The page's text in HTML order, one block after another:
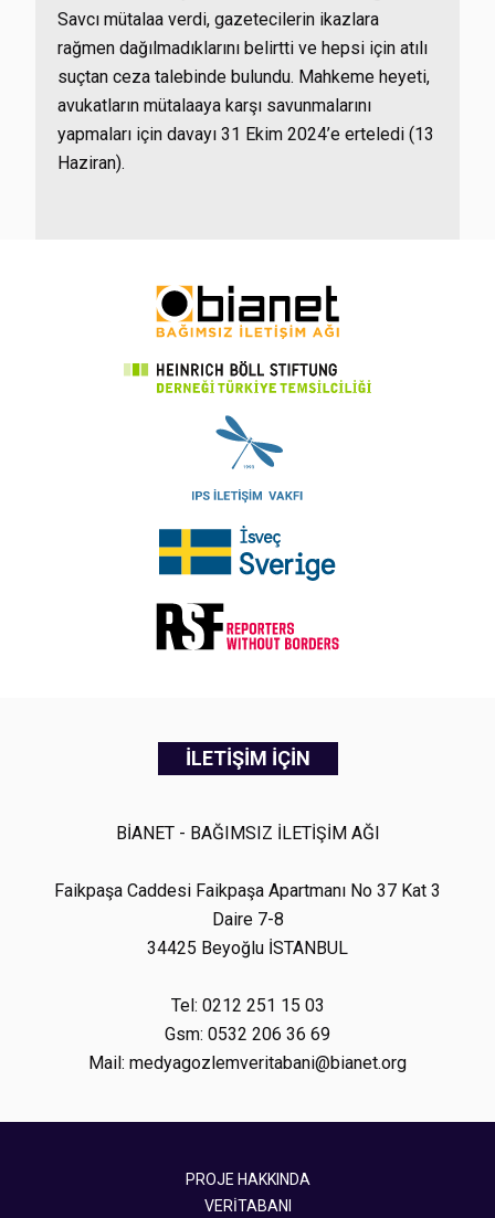
Savcı mütalaa verdi, gazetecilerin ikazlara
rağmen dağılmadıklarını belirtti ve hepsi için atılı
suçtan ceza talebinde bulundu. Mahkeme heyeti,
avukatların mütalaaya karşı savunmalarını
yapmaları için davayı 31 Ekim 2024’e erteledi (13
Haziran).
İLETİŞİM İÇİN
BİANET - BAĞIMSIZ İLETİŞİM AĞI
Faikpaşa Caddesi Faikpaşa Apartmanı No 37 Kat 3
Daire 7-8
34425 Beyoğlu İSTANBUL
Tel: 0212 251 15 03
Gsm: 0532 206 36 69
Mail: medyagozlemveritabani@bianet.org
PROJE HAKKINDA
VERİTABANI